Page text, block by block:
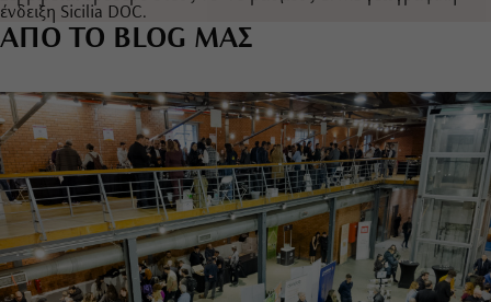
ένδειξη Sicilia DOC.
ΑΠΟ ΤΟ BLOG ΜΑΣ